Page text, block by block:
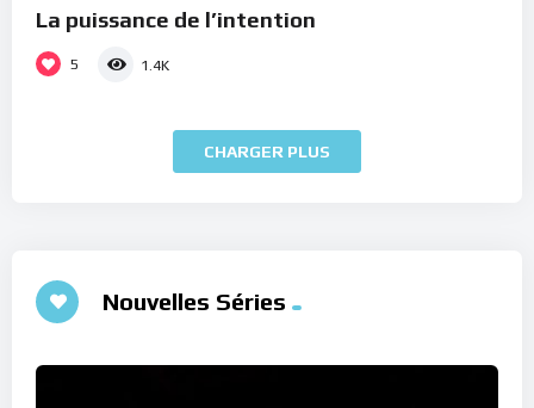
La puissance de l’intention
5 1.4K
CHARGER PLUS
Nouvelles Séries